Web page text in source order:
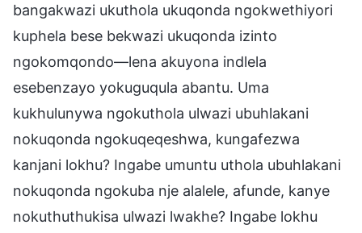
bangakwazi ukuthola ukuqonda ngokwethiyori
kuphela bese bekwazi ukuqonda izinto
ngokomqondo—lena akuyona indlela
esebenzayo yokuguqula abantu. Uma
kukhulunywa ngokuthola ulwazi ubuhlakani
nokuqonda ngokuqeqeshwa, kungafezwa
kanjani lokhu? Ingabe umuntu uthola ubuhlakani
nokuqonda ngokuba nje alalele, afunde, kanye
nokuthuthukisa ulwazi lwakhe? Ingabe lokhu